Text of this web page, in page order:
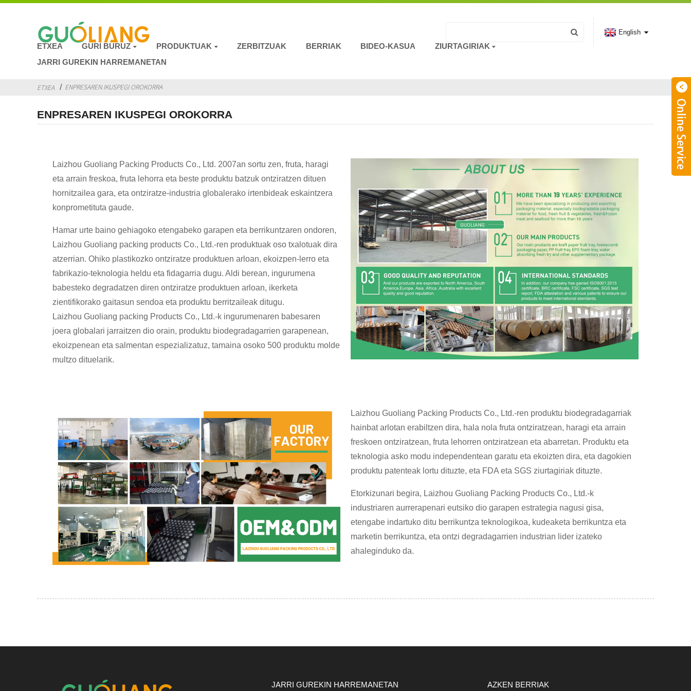
ETXEA GURI BURUZ PRODUKTUAK ZERBITZUAK BERRIAK BIDEO-KASUA
ZIURTAGIRIAK
JARRI GUREKIN HARREMANETAN
English
ETXEA ENPRESAREN IKUSPEGI OROKORRA
ENPRESAREN IKUSPEGI OROKORRA
Laizhou Guoliang Packing Products Co., Ltd. 2007an sortu zen, fruta, haragi
eta arrain freskoa, fruta lehorra eta beste produktu batzuk ontziratzen dituen
hornitzailea gara, eta ontziratze-industria globalerako irtenbideak eskaintzera
konprometituta gaude.
Hamar urte baino gehiagoko etengabeko garapen eta berrikuntzaren ondoren,
Laizhou Guoliang packing products Co., Ltd.-ren produktuak oso txalotuak dira
atzerrian. Ohiko plastikozko ontziratze produktuen arloan, ekoizpen-lerro eta
fabrikazio-teknologia heldu eta fidagarria dugu. Aldi berean, ingurumena
babesteko degradatzen diren ontziratze produktuen arloan, ikerketa
zientifikorako gaitasun sendoa eta produktu berritzaileak ditugu.
Laizhou Guoliang packing Products Co., Ltd.-k ingurumenaren babesaren
joera globalari jarraitzen dio orain, produktu biodegradagarrien garapenean,
ekoizpenean eta salmentan espezializatuz, tamaina osoko 500 produktu molde
multzo dituelarik.
Laizhou Guoliang Packing Products Co., Ltd.-ren produktu biodegradagarriak
hainbat arlotan erabiltzen dira, hala nola fruta ontziratzean, haragi eta arrain
freskoen ontziratzean, fruta lehorren ontziratzean eta abarretan. Produktu eta
teknologia asko modu independentean garatu eta ekoizten dira, eta dagokien
produktu patenteak lortu dituzte, eta FDA eta SGS ziurtagiriak dituzte.
Etorkizunari begira, Laizhou Guoliang Packing Products Co., Ltd.-k
industriaren aurrerapenari eutsiko dio garapen estrategia nagusi gisa,
etengabe indartuko ditu berrikuntza teknologikoa, kudeaketa berrikuntza eta
marketin berrikuntza, eta ontzi degradagarrien industrian lider izateko
ahaleginduko da.
JARRI GUREKIN HARREMANETAN AZKEN BERRIAK